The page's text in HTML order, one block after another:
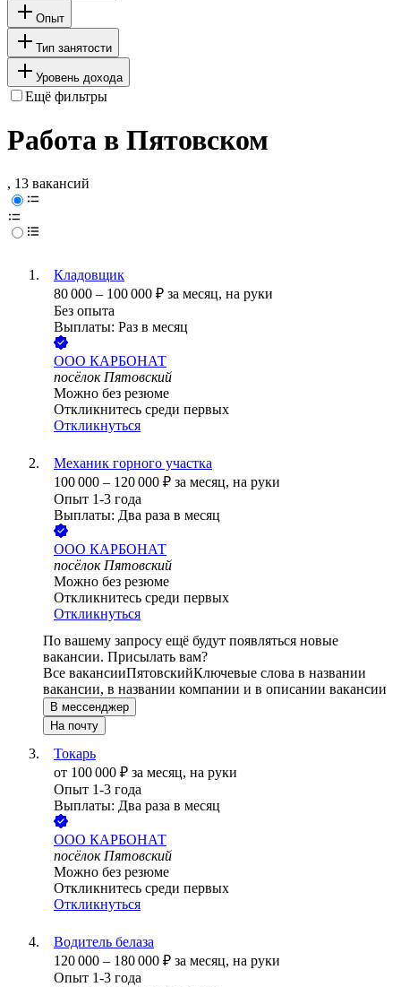
Опыт
Тип занятости
Уровень дохода
Ещё фильтры
Работа в Пятовском
, 13 вакансий
Кладовщик
80 000 – 100 000 ₽ за месяц, на руки
Без опыта
Выплаты: Раз в месяц
ООО КАРБОНАТ
посёлок Пятовский
Можно без резюме
Откликнитесь среди первых
Откликнуться
Механик горного участка
100 000 – 120 000 ₽ за месяц, на руки
Опыт 1-3 года
Выплаты: Два раза в месяц
ООО КАРБОНАТ
посёлок Пятовский
Можно без резюме
Откликнитесь среди первых
Откликнуться
По вашему запросу ещё будут появляться новые
вакансии. Присылать вам?
Все вакансииПятовскийКлючевые слова в названии
вакансии, в названии компании и в описании вакансии
В мессенджер
На почту
Токарь
от 100 000 ₽ за месяц, на руки
Опыт 1-3 года
Выплаты: Два раза в месяц
ООО КАРБОНАТ
посёлок Пятовский
Можно без резюме
Откликнитесь среди первых
Откликнуться
Водитель белаза
120 000 – 180 000 ₽ за месяц, на руки
Опыт 1-3 года